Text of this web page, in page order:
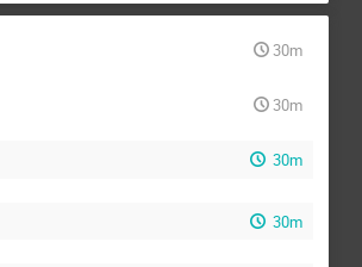
30m
30m
30m
30m